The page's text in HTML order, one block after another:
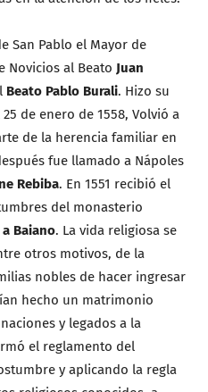
San Pablo el Mayor de
Novicios al Beato Juan
Beato Pablo Burali. Hizo su
de enero de 1558, Volvió a
de la herencia familiar en
fue llamado a Nápoles
Rebiba. En 1551 recibió el
del monasterio
Baiano. La vida religiosa se
otros motivos, de la
nobles de hacer ingresar
hecho un matrimonio
y legados a la
el reglamento del
y aplicando la regla